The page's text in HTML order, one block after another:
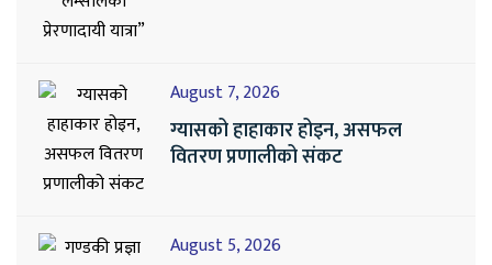
August 7, 2026
ग्यासको हाहाकार होइन, असफल
वितरण प्रणालीको संकट
August 5, 2026